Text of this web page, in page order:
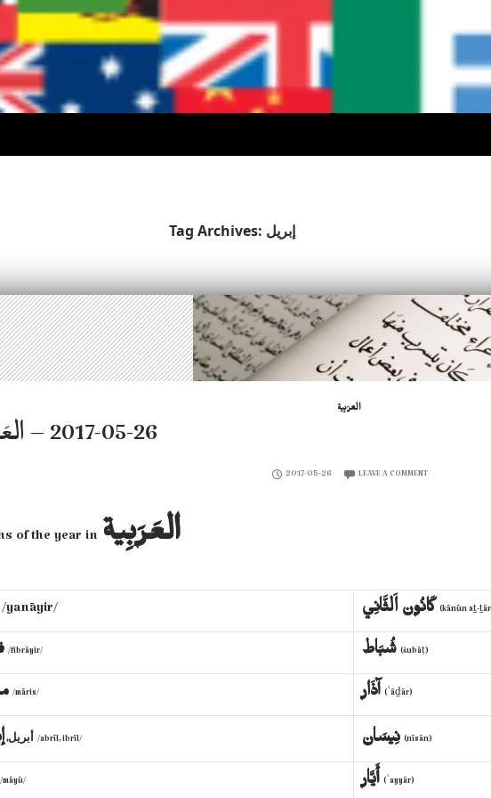
Tag Archives: إبريل
العَرَبِية‎ – 2017-05-26
2017-05-26 LEAVE A COMMENT
of the year in العَرَبِية‎
(kānūn aṯ-
/fibrāyir/ شُبَاط‎ (šubāṭ)
/māris/ آذَار‎ (ʾāḏār)
أبريل, /abrīl, ibrīl/ نِيسَان‎ (nīsān)
/māyū/ أَيَّار‎ (ʾayyār)